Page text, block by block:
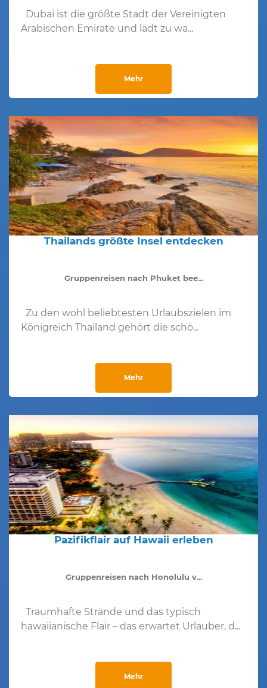
Dubai ist die größte Stadt der Vereinigten
Arabischen Emirate und lädt zu wa...
Mehr
Thailands größte Insel entdecken
Gruppenreisen nach Phuket bee...
Zu den wohl beliebtesten Urlaubszielen im
Königreich Thailand gehört die schö...
Mehr
Pazifikflair auf Hawaii erleben
Gruppenreisen nach Honolulu v...
Traumhafte Strände und das typisch
hawaiianische Flair – das erwartet Urlauber, d...
Mehr